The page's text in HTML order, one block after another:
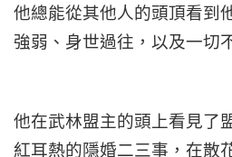
他總能從其他人的頭頂看到
強弱、身世過往，以及一切
他在武林盟主的頭上看見了
紅耳熱的隱婚二三事，在散